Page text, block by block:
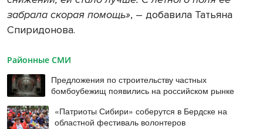
забрала скорая помощь», ― добавила Татьяна
Спиридонова.
Районные СМИ
Предложения по строительству частных
бомбоубежищ появились на российском рынке
«Патриоты Сибири» соберутся в Бердске на
областной фестиваль волонтеров